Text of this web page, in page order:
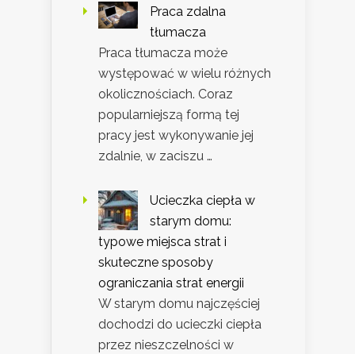
Praca zdalna
tłumacza
Praca tłumacza może
występować w wielu różnych
okolicznościach. Coraz
popularniejszą formą tej
pracy jest wykonywanie jej
zdalnie, w zaciszu …
Ucieczka ciepła w
starym domu:
typowe miejsca strat i
skuteczne sposoby
ograniczania strat energii
W starym domu najczęściej
dochodzi do ucieczki ciepła
przez nieszczelności w